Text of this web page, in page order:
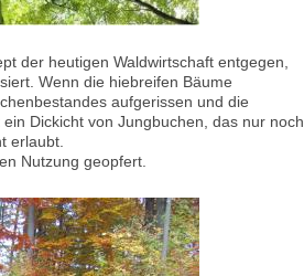
der heutigen Waldwirtschaft entgegen,
Wenn die hiebreifen Bäume
aufgerissen und die
Dickicht von Jungbuchen, das nur noch
erlaubt.
Nutzung geopfert.